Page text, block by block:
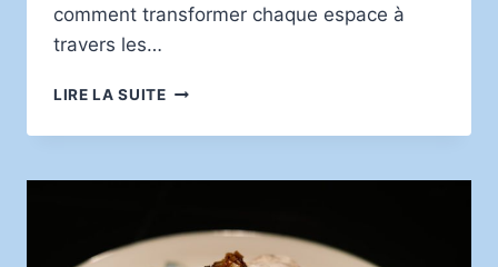
comment transformer chaque espace à
travers les…
LIRE LA SUITEOPTIMISER
DE
MAISON
LE